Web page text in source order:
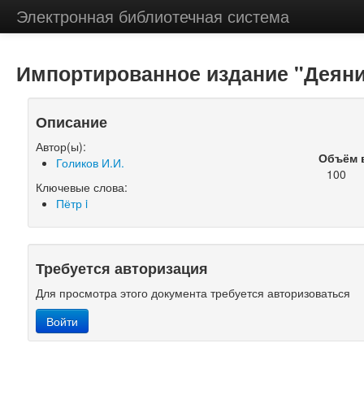
Электронная библиотечная система
Импортированное издание
Описание
Автор(ы):
Голиков И.И.
Ключевые слова:
Пётр i
Объём
100
Требуется авторизация
Для просмотра этого документа требуется авторизоваться
Войти